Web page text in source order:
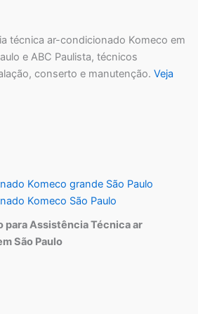
técnica ar-condicionado Komeco em
e ABC Paulista, técnicos
conserto e manutenção. Veja
Komeco grande São Paulo
Komeco São Paulo
Assistência Técnica ar
São Paulo